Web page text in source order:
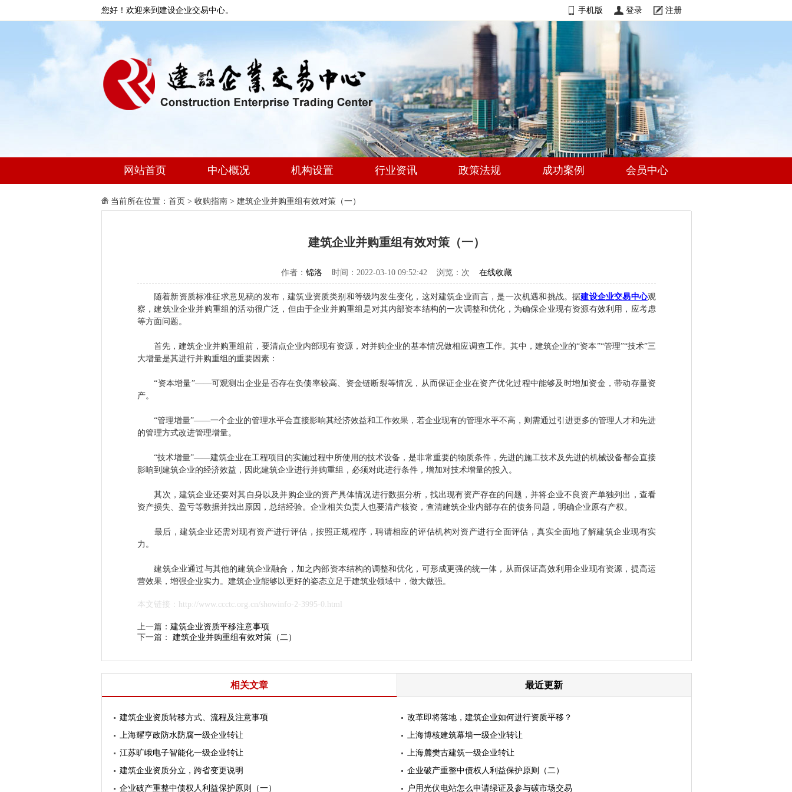
您好！欢迎来到建设企业交易中心。 手机版 登录 注册
网站首页 中心概况 机构设置 行业资讯 政策法规 成功案例 会员中心
当前所在位置： 首页 > 收购指南 > 建筑企业并购重组有效对策（一）
建筑企业并购重组有效对策（一）
作者： 锦洛 时间：2022-03-10 09:52:42 浏览： 次 在线收藏
随着新资质标准征求意见稿的发布，建筑业资质类别和等级均发生变化，这对建筑企业而言，是一次机遇和挑战。据建设企业交易中心观
察，建筑业企业并购重组的活动很广泛，但由于企业并购重组是对其内部资本结构的一次调整和优化，为确保企业现有资源有效利用，应考虑
等方面问题。
首先，建筑企业并购重组前，要清点企业内部现有资源，对并购企业的基本情况做相应调查工作。其中，建筑企业的“资本”“管理”“技术”三
大增量是其进行并购重组的重要因素：
“资本增量”——可观测出企业是否存在负债率较高、资金链断裂等情况，从而保证企业在资产优化过程中能够及时增加资金，带动存量资
产。
“管理增量”——一个企业的管理水平会直接影响其经济效益和工作效果，若企业现有的管理水平不高，则需通过引进更多的管理人才和先进
的管理方式改进管理增量。
“技术增量”——建筑企业在工程项目的实施过程中所使用的技术设备，是非常重要的物质条件，先进的施工技术及先进的机械设备都会直接
影响到建筑企业的经济效益，因此建筑企业进行并购重组，必须对此进行条件，增加对技术增量的投入。
其次，建筑企业还要对其自身以及并购企业的资产具体情况进行数据分析，找出现有资产存在的问题，并将企业不良资产单独列出，查看
资产损失、盈亏等数据并找出原因，总结经验。企业相关负责人也要清产核资，查清建筑企业内部存在的债务问题，明确企业原有产权。
最后，建筑企业还需对现有资产进行评估，按照正规程序，聘请相应的评估机构对资产进行全面评估，真实全面地了解建筑企业现有实
力。
建筑企业通过与其他的建筑企业融合，加之内部资本结构的调整和优化，可形成更强的统一体，从而保证高效利用企业现有资源，提高运
营效果，增强企业实力。建筑企业能够以更好的姿态立足于建筑业领域中，做大做强。
本文链接：http://www.ccctc.org.cn/showinfo-2-3995-0.html
上一篇： 建筑企业资质平移注意事项
下一篇： 建筑企业并购重组有效对策（二）
相关文章 最近更新
建筑企业资质转移方式、流程及注意事项
改革即将落地，建筑企业如何进行资质平移？
上海耀亨政防水防腐一级企业转让
上海博核建筑幕墙一级企业转让
江苏旷峨电子智能化一级企业转让
上海麓樊古建筑一级企业转让
建筑企业资质分立，跨省变更说明
企业破产重整中债权人利益保护原则（二）
企业破产重整中债权人利益保护原则（一）
户用光伏电站怎么申请绿证及参与碳市场交易